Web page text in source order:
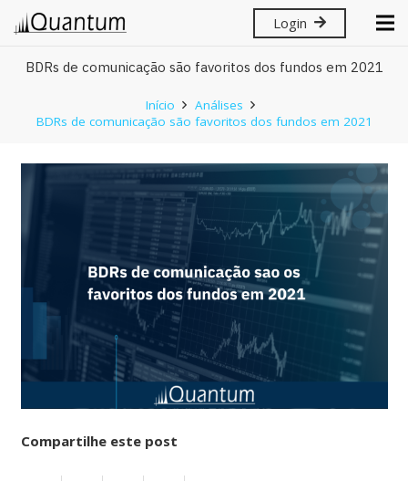
Login
BDRs de comunicação são favoritos dos fundos em 2021
Início
Análises
BDRs de comunicação são favoritos dos fundos em 2021
Compartilhe este post